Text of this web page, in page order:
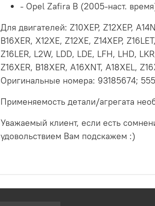
- Opel Zafira B (2005-наст.
Для двигателей: Z10XEP, Z12XEP,
B16XER, X12XE, Z12XE, Z14XEP,
Z16LER, L2W, LDD, LDE, LFH, LHD,
Z16XER, B18XER, A16XNT, A18XEL,
Оригинальные номера: 93185674;
Применяемость детали/агрегата
Уважаемый клиент, если есть
удовольствием Вам подскажем :)